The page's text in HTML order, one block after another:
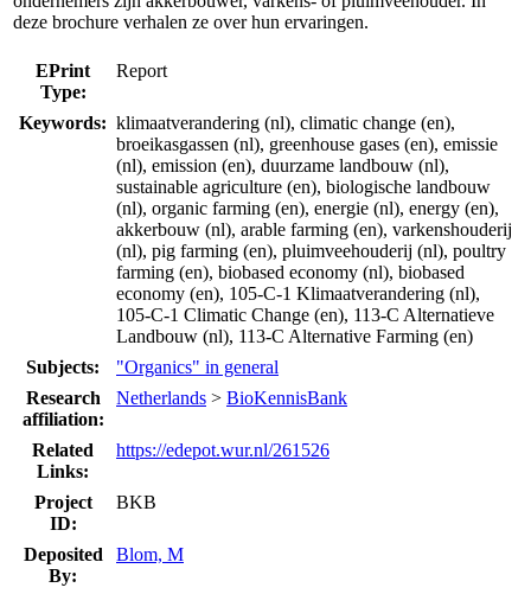
deze brochure verhalen ze over hun ervaringen.
EPrint
Type:
Report
Keywords: klimaatverandering (nl), climatic change (en),
broeikasgassen (nl), greenhouse gases (en), emissie
(nl), emission (en), duurzame landbouw (nl),
sustainable agriculture (en), biologische landbouw
(nl), organic farming (en), energie (nl), energy (en),
akkerbouw (nl), arable farming (en), varkenshouderij
(nl), pig farming (en), pluimveehouderij (nl), poultry
farming (en), biobased economy (nl), biobased
economy (en), 105-C-1 Klimaatverandering (nl),
105-C-1 Climatic Change (en), 113-C Alternatieve
Landbouw (nl), 113-C Alternative Farming (en)
Subjects:
"Organics" in general
Research
affiliation:
Netherlands > BioKennisBank
Related
Links:
https://edepot.wur.nl/261526
Project
ID:
BKB
Deposited
By:
Blom, M